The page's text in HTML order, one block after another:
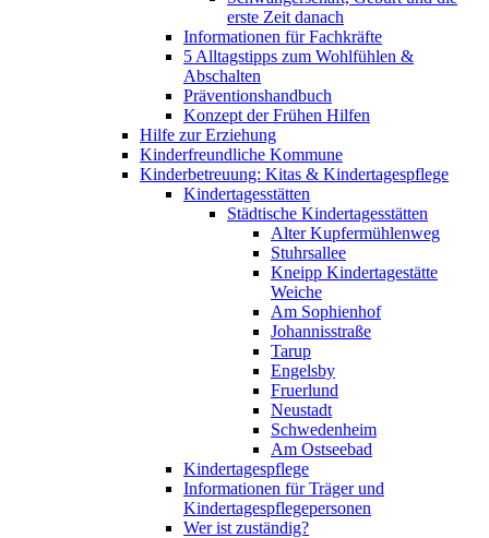
erste Zeit danach
Informationen für Fachkräfte
5 Alltagstipps zum Wohlfühlen &
Abschalten
Präventionshandbuch
Konzept der Frühen Hilfen
Hilfe zur Erziehung
Kinderfreundliche Kommune
Kinderbetreuung: Kitas & Kindertagespflege
Kindertagesstätten
Städtische Kindertagesstätten
Alter Kupfermühlenweg
Stuhrsallee
Kneipp Kindertagestätte
Weiche
Am Sophienhof
Johannisstraße
Tarup
Engelsby
Fruerlund
Neustadt
Schwedenheim
Am Ostseebad
Kindertagespflege
Informationen für Träger und
Kindertagespflegepersonen
Wer ist zuständig?